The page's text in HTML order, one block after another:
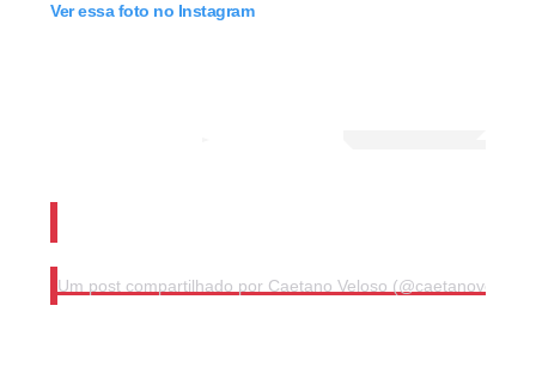
Ver essa foto no Instagram
Um post compartilhado por Caetano Veloso (@caetanoveloso)